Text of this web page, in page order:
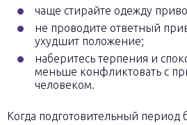
чаще стирайте одежду
не проводите ответный
ухудшит положение;
наберитесь терпения и
меньше конфликтовать с
человеком.
Когда подготовительный период